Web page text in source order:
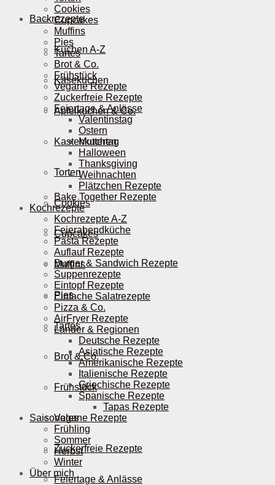
Backrezepte
Kuchen A-Z
Käsekuchen
Apfelkuchen & Co.
Kastenkuchen
Torten
Cookies
Cupcakes
Muffins
Pies
Tartes
Brot & Co.
Frühstück
Vegane Rezepte
Zuckerfreie Rezepte
Feiertage & Anlässe
Cookies
Cupcakes
Muffins
Pies
Tartes
Brot & Co.
Frühstück
Vegane Rezepte
Zuckerfreie Rezepte
Feiertage & Anlässe
Valentinstag
Ostern
Muttertag
Halloween
Thanksgiving
Weihnachten
Plätzchen Rezepte
Bake Together Rezepte
Kochrezepte
Kochrezepte A-Z
Feierabendküche
Pasta Rezepte
Auflauf Rezepte
Burger & Sandwich Rezepte
Suppenrezepte
Eintopf Rezepte
Einfache Salatrezepte
Pizza & Co.
AirFryer Rezepte
Länder & Regionen
Deutsche Rezepte
Asiatische Rezepte
Amerikanische Rezepte
Italienische Rezepte
Griechische Rezepte
Spanische Rezepte
Tapas Rezepte
Saisonales
Frühling
Sommer
Herbst
Winter
Über mich